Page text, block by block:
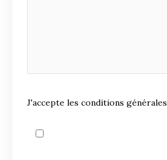
J'accepte les conditions générales